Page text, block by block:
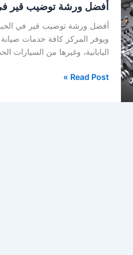
أفضل ورشة توضيب قير في
أفضل ورشة توضيب قير في الخبر
ويوفر المركز كافة خدمات صيانة
اليابانية، وغيرها من
ورشة
توضيب
في
الخبر
–
Read Post »